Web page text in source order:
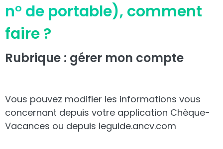
n° de portable), comment
faire ?
Rubrique : gérer mon compte
Vous pouvez modifier les informations vous
concernant depuis votre application Chèque-
Vacances ou depuis leguide.ancv.com